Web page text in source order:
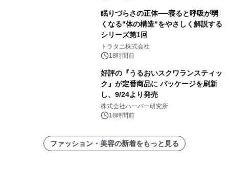
眠りづらさの正体──寝ると呼吸が弱
くなる"体の構造"をやさしく解説する
シリーズ第1回
トラタニ株式会社
18時間前
好評の『うるおいスクワランスティッ
ク』が定番商品に パッケージを刷新
し、9/24より発売
株式会社ハーバー研究所
18時間前
ファッション・美容の新着をもっと見る